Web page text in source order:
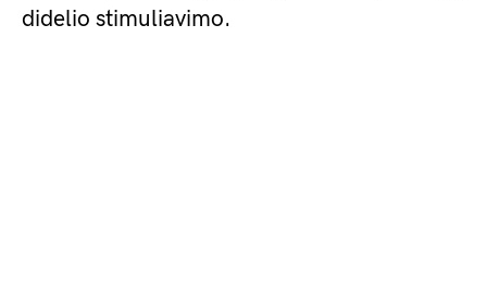
didelio stimuliavimo.